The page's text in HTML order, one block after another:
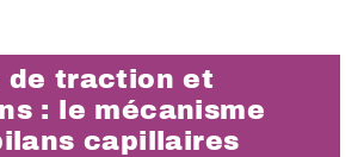
de traction et
: le mécanisme
capillaires